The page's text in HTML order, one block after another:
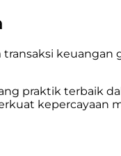
praktik terbaik
kepercayaan